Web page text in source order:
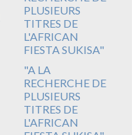
"A LA
RECHERCHE DE
PLUSIEURS
TITRES DE
L'AFRICAN